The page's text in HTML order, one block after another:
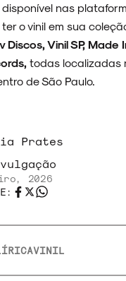
nas
o vinil em sua
Discos, Vinil SP, Made
todas localizadas
de São Paulo.
Prates
2026
VINIL